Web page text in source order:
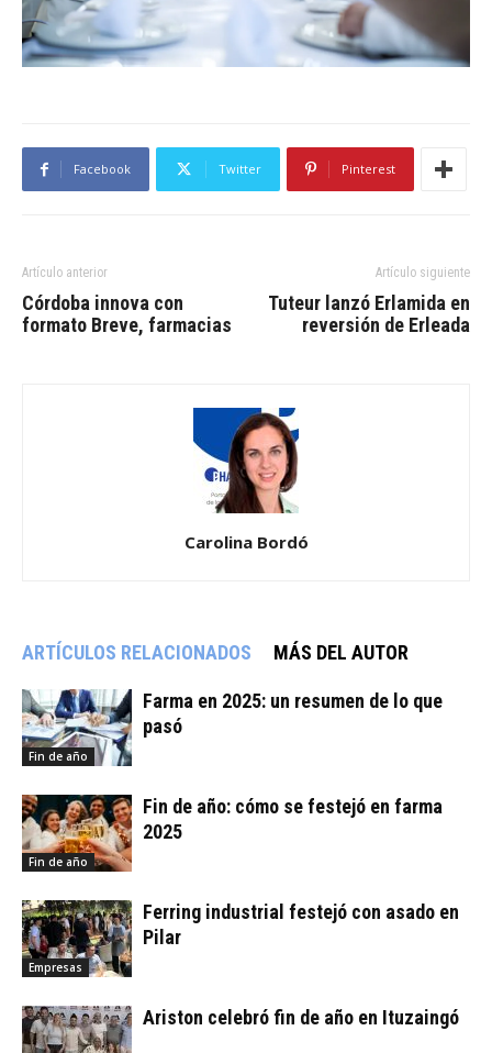
Facebook Twitter Pinterest
Artículo anterior
Córdoba innova con
formato Breve, farmacias
Artículo siguiente
Tuteur lanzó Erlamida en
reversión de Erleada
Carolina Bordó
ARTÍCULOS RELACIONADOS MÁS DEL AUTOR
Fin de año
Farma en 2025: un resumen de lo que
pasó
Fin de año
Fin de año: cómo se festejó en farma
2025
Empresas
Ferring industrial festejó con asado en
Pilar
Ariston celebró fin de año en Ituzaingó